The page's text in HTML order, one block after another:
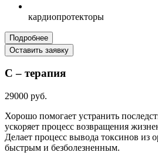
кардиопротекторы
Подробнее
Оставить заявку
С – терапия
29000 руб.
Хорошо помогает устранить
ускоряет процесс возвращения
Делает процесс вывода токсинов из
быстрым и безболезненным.